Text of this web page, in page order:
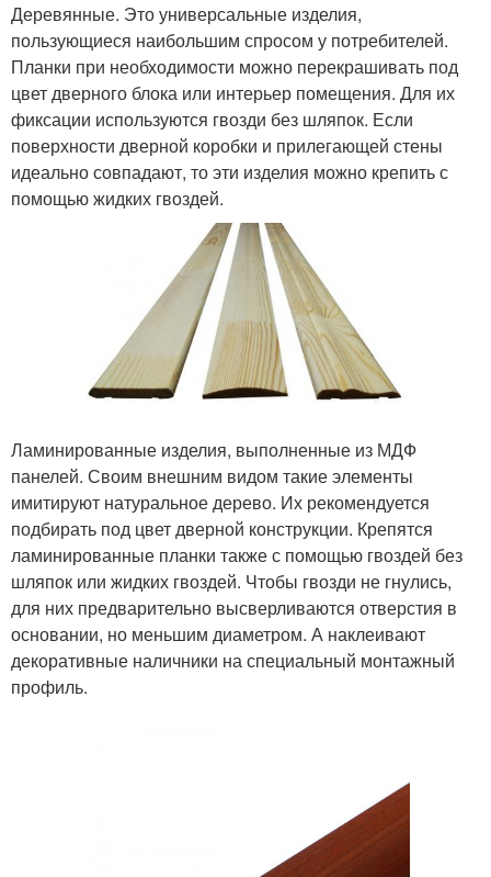
Деревянные. Это универсальные изделия,
пользующиеся наибольшим спросом у потребителей.
Планки при необходимости можно перекрашивать под
цвет дверного блока или интерьер помещения. Для их
фиксации используются гвозди без шляпок. Если
поверхности дверной коробки и прилегающей стены
идеально совпадают, то эти изделия можно крепить с
помощью жидких гвоздей.
Ламинированные изделия, выполненные из МДФ
панелей. Своим внешним видом такие элементы
имитируют натуральное дерево. Их рекомендуется
подбирать под цвет дверной конструкции. Крепятся
ламинированные планки также с помощью гвоздей без
шляпок или жидких гвоздей. Чтобы гвозди не гнулись,
для них предварительно высверливаются отверстия в
основании, но меньшим диаметром. А наклеивают
декоративные наличники на специальный монтажный
профиль.